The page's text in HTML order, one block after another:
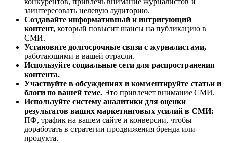
заинтересовать целевую аудиторию.
Создавайте информативный и интригующий
контент, который повысит шансы на публикацию в
СМИ.
Установите долгосрочные связи с журналистами,
работающими в вашей отрасли.
Используйте социальные сети для распространения
контента.
Участвуйте в обсуждениях и комментируйте статьи и
блоги по вашей теме. Это привлечет внимание СМИ.
Используйте систему аналитики для оценки
результатов ваших маркетинговых усилий в СМИ:
ПФ, трафик на вашем сайте и конверсии, чтобы
доработать в стратегии продвижения бренда или
продукта.